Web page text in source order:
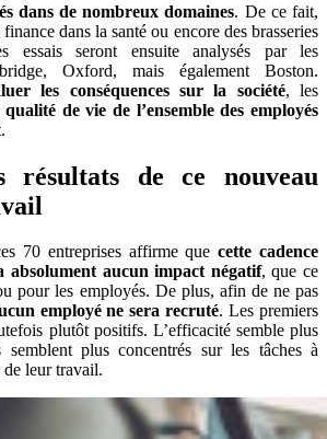
dans de nombreux domaines. De ce fait,
dans la santé ou encore des brasseries
essais seront ensuite analysés par les
Oxford, mais également Boston.
les conséquences sur la société, les
qualité de vie de l’ensemble des employés
résultats de ce nouveau
70 entreprises affirme quecette cadence
absolument aucun impact négatif, que ce
pour les employés. De plus, afin de ne pas
employé ne sera recruté. Les premiers
plutôt positifs. L’efficacité semble plus
plus concentrés sur les tâches à
de leur travail.